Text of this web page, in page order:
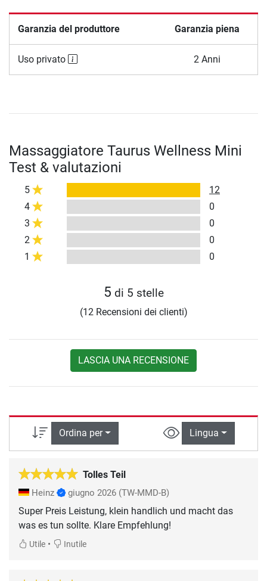
Garanzia del produttore Garanzia piena
Uso privato 2 Anni
Massaggiatore Taurus Wellness Mini
Test & valutazioni
5
12
4
0
3
0
2
0
1
0
5 di 5 stelle
(12 Recensioni dei clienti)
LASCIA UNA RECENSIONE
Ordina per Lingua
Tolles Teil
Heinz giugno 2026 (TW-MMD-B)
Super Preis Leistung, klein handlich und macht das
was es tun sollte. Klare Empfehlung!
Utile • Inutile